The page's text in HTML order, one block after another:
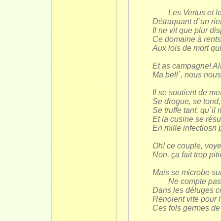
Les Vertus et
Détraquant d´un
Il ne vit que plur
Ce domaine à
Aux lois de mort
Et as campagne!
Ma bell´, nous
Il se soutient de
Se drogue, se
Se truffe tant, qu´il
Et la cusine se
En mille infectiosn
Oh! ce couple,
Non, ça fait trop
Mais se microbe
Ne compte pas
Dans les déluges
Renoient vite pour
Ces fols germes